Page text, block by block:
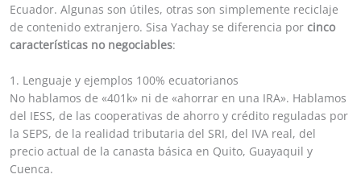
Ecuador. Algunas son útiles, otras son simplemente reciclaje
de contenido extranjero. Sisa Yachay se diferencia porcinco
características no negociables:
1. Lenguaje y ejemplos 100% ecuatorianos
No hablamos de «401k» ni de «ahorrar en una IRA». Hablamos
del IESS, de las cooperativas de ahorro y crédito reguladas por
la SEPS, de la realidad tributaria del SRI, del IVA real, del
precio actual de la canasta básica en Quito, Guayaquil y
Cuenca.